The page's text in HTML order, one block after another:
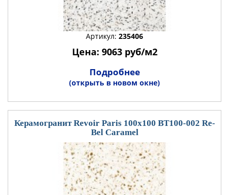
Артикул: 235406
Цена: 9063 руб/м2
Подробнее
(открыть в новом окне)
Керамогранит Revoir Paris 100x100 BT100-002 Re-
Bel Caramel